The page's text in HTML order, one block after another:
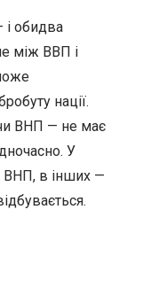
і обидва
між ВВП і
нації.
ВНП — не має
У
в інших —